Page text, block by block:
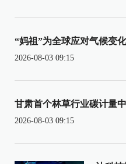
“妈祖”为全球应对气候变
2026-08-03 09:15
甘肃首个林草行业碳计量
2026-08-03 09:15